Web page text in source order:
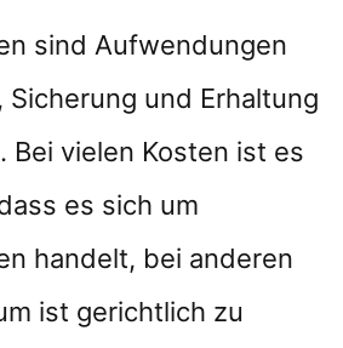
sind Aufwendungen
Sicherung und Erhaltung
Bei vielen Kosten ist es
es sich um
handelt, bei anderen
ist gerichtlich zu